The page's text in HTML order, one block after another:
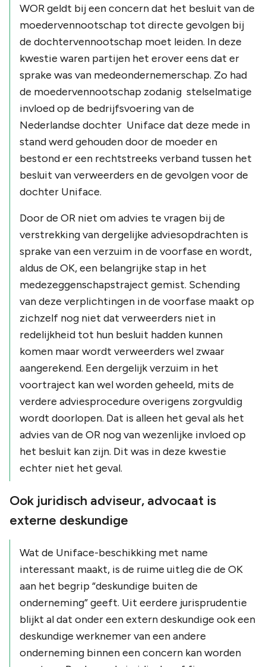
WOR geldt bij een concern dat het besluit van de
moedervennootschap tot directe gevolgen bij
de dochtervennootschap moet leiden. In deze
kwestie waren partijen het erover eens dat er
sprake was van medeondernemerschap. Zo had
de moedervennootschap zodanig stelselmatige
invloed op de bedrijfsvoering van de
Nederlandse dochter Uniface dat deze mede in
stand werd gehouden door de moeder en
bestond er een rechtstreeks verband tussen het
besluit van verweerders en de gevolgen voor de
dochter Uniface.
Door de OR niet om advies te vragen bij de
verstrekking van dergelijke adviesopdrachten is
sprake van een verzuim in de voorfase en wordt,
aldus de OK, een belangrijke stap in het
medezeggenschapstraject gemist. Schending
van deze verplichtingen in de voorfase maakt op
zichzelf nog niet dat verweerders niet in
redelijkheid tot hun besluit hadden kunnen
komen maar wordt verweerders wel zwaar
aangerekend. Een dergelijk verzuim in het
voortraject kan wel worden geheeld, mits de
verdere adviesprocedure overigens zorgvuldig
wordt doorlopen. Dat is alleen het geval als het
advies van de OR nog van wezenlijke invloed op
het besluit kan zijn. Dit was in deze kwestie
echter niet het geval.
Ook juridisch adviseur, advocaat is
externe deskundige
Wat de Uniface-beschikking met name
interessant maakt, is de ruime uitleg die de OK
aan het begrip “deskundige buiten de
onderneming” geeft. Uit eerdere jurisprudentie
blijkt al dat onder een extern deskundige ook een
deskundige werknemer van een andere
onderneming binnen een concern kan worden